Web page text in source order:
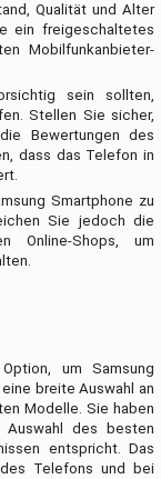
Qualität und Alter
ein freigeschaltetes
Mobilfunkanbieter-
sein sollten,
Stellen Sie sicher,
Bewertungen des
dass das Telefon in
Smartphone zu
Sie jedoch die
Online-Shops, um
um Samsung
breite Auswahl an
Modelle. Sie haben
des besten
entspricht. Das
Telefons und bei